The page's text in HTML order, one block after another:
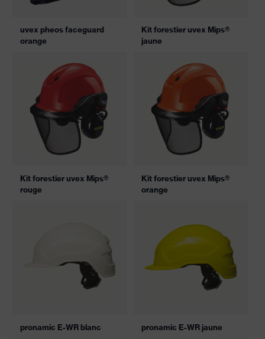
uvex pheos faceguard
orange
Kit forestier uvex Mips®
jaune
Kit forestier uvex Mips®
rouge
Kit forestier uvex Mips®
orange
pronamic E-WR blanc pronamic E-WR jaune